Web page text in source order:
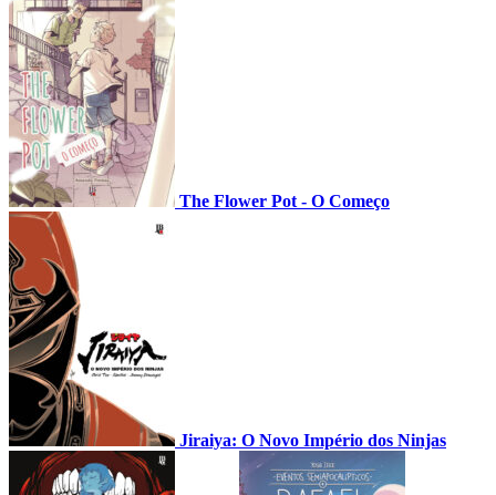
The Flower Pot - O Começo
Jiraiya: O Novo Império dos Ninjas